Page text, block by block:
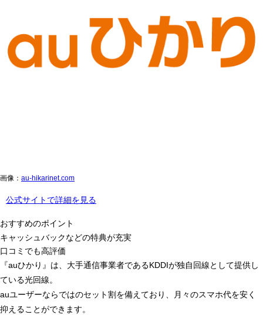
画像： au-hikarinet.com
公式サイトで詳細を見る
おすすめのポイント
キャッシュバックなどの特典が充実
口コミでも高評価
『auひかり』は、大手通信事業者であるKDDIが独自回線として提供し
ている光回線。
auユーザーならではのセット割を備えており、
月々のスマホ代を安く
抑えることができます。